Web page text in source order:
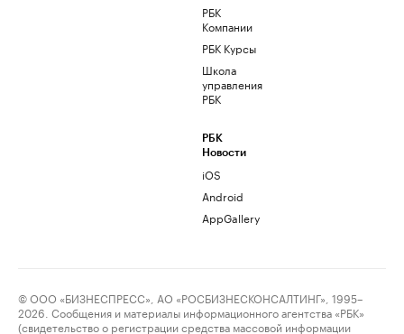
РБК
Компании
РБК Курсы
Школа
управления
РБК
РБК
Новости
iOS
Android
AppGallery
© ООО «БИЗНЕСПРЕСС», АО «РОСБИЗНЕСКОНСАЛТИНГ», 1995–
2026. Сообщения и материалы информационного агентства «РБК»
(свидетельство о регистрации средства массовой информации